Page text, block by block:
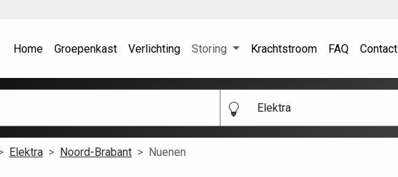
Home Groepenkast Verlichting Storing Krachtstroom FAQ Contact
Elektra
Elektra Noord-Brabant Nuenen